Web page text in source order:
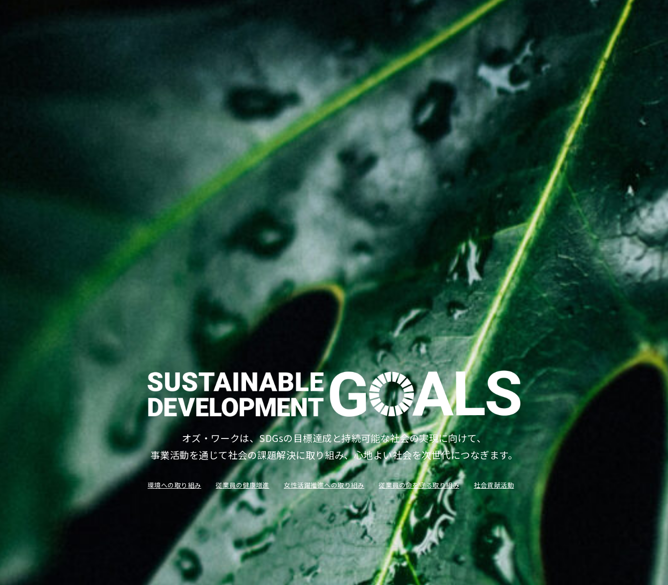
オズ・ワークは、SDGsの目標達成と持続可能な社会の実現に向けて、
事業活動を通じて社会の課題解決に取り組み、心地よい社会を次世代につなぎます。
環境への取り組み 従業員の健康増進 女性活躍推進への取り組み 従業員の命を守る取り組み 社会貢献活動